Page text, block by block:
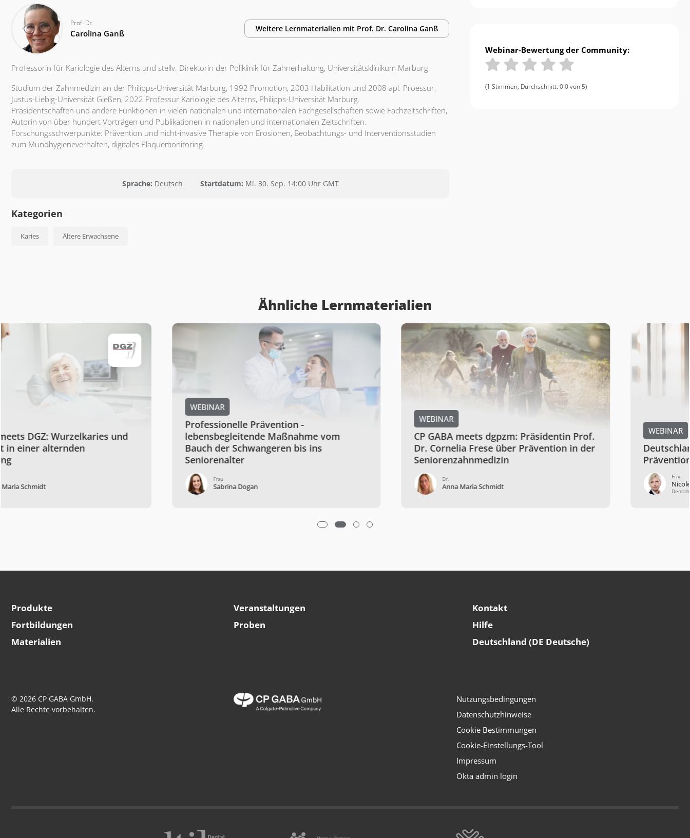
Prof. Dr.
Carolina Ganß Weitere Lernmaterialien mit Prof. Dr. Carolina Ganß
Professorin für Kariologie des Alterns und stellv. Direktorin der Poliklinik für Zahnerhaltung, Universitätsklinikum Marburg
Studium der Zahnmedizin an der Philipps-Universität Marburg, 1992 Promotion, 2003 Habilitation und 2008 apl. Proessur,
Justus-Liebig-Universität Gießen, 2022 Professur Kariologie des Alterns, Philipps-Universität Marburg.
Präsidentschaften und andere Funktionen in vielen nationalen und internationalen Fachgesellschaften sowie Fachzeitschriften,
Autorin von über hundert Vorträgen und Publikationen in nationalen und internationalen Zeitschriften.
Forschungsschwerpunkte: Prävention und nicht-invasive Therapie von Erosionen, Beobachtungs- und Interventionsstudien
zum Mundhygieneverhalten, digitales Plaquemonitoring.
Sprache: Deutsch Startdatum: Mi. 30. Sep. 14:00 Uhr GMT
Kategorien
Karies Ältere Erwachsene
Webinar-Bewertung der Community:
(1 Stimmen, Durchschnitt: 0.0 von 5)
Ähnliche Lernmaterialien
WEBINAR
lebensbegleitende Maßnahme vom
Bauch der Schwangeren bis ins
WEBINAR
CP GABA meets dgpzm: Präsidentin Prof.
Dr. Cornelia Frese über Prävention in der
WEBINAR
Deutschland wird alt und grau –
Prävention bei Senioren
Produkte
Fortbildungen
Materialien
Veranstaltungen
Proben
Kontakt
Hilfe
Deutschland (DE Deutsche)
© 2026 CP GABA GmbH.
Alle Rechte vorbehalten.
Nutzungsbedingungen
Datenschutzhinweise
Cookie Bestimmungen
Cookie-Einstellungs-Tool
Impressum
Okta admin login